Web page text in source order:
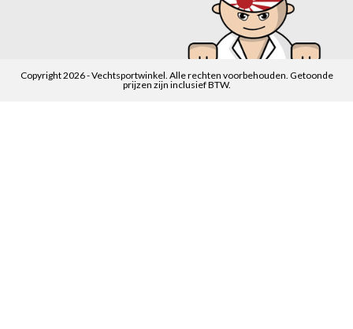
Copyright 2026 - Vechtsportwinkel. Alle rechten voorbehouden. Getoonde
prijzen zijn inclusief BTW.